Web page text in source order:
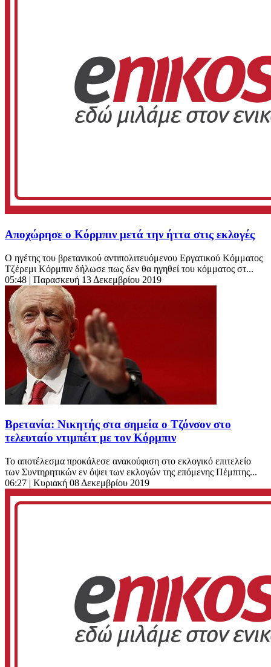
Αποχώρησε ο Κόρμπιν μετά την ήττα στις εκλογές
Ο ηγέτης του βρετανικού αντιπολιτευόμενου Εργατικού Κόμματος
Τζέρεμι Κόρμπιν δήλωσε πως δεν θα ηγηθεί του κόμματος στ...
05:48 | Παρασκευή 13 Δεκεμβρίου 2019
Βρετανία: Νικητής στα σημεία ο Τζόνσον στο
τελευταίο ντιμπέιτ με τον Κόρμπιν
Το αποτέλεσμα προκάλεσε ανακούφιση στο εκλογικό επιτελείο
των Συντηρητικών εν όψει των εκλογών της επόμενης Πέμπτης...
06:27 | Κυριακή 08 Δεκεμβρίου 2019